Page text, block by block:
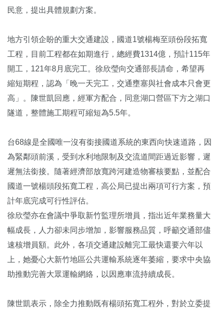
民意，提出具體規劃方案。
地方引領企盼的重大交通建設，國道1號楊梅至頭份段拓寬
工程，目前工程都在如期進行，總經費1314億，預計115年
開工，121年8月底完工。徐欣瑩向交通部長請命，希望再
縮短期程，認為「晚一天完工，交通壅塞與社會成本只會更
高」。陳世凱回應，經軍方配合，同意湖口營區下方之湖口
隧道，整體施工期程可縮短為5.5年。
台68線是全國唯一沒有銜接國道系統的東西向快速道路，因
為緊鄰頭前溪，受到水利地限制及交流道間距過近影響，遲
遲無法銜接。隨著經濟部放寬跨河建造物審核要點，並配合
國道一號楊頭段拓寬工程，高公局已提出兩項可行方案，預
計年底完成可行性評估。
徐欣瑩亦在會議中爭取新竹監理所增員，指出近年業務量大
幅成長，人力卻未同步增加，影響服務品質，呼籲交通部儘
速核增員額。此外，各項交通建設離完工最快還要六年以
上，她憂心大新竹地區公共運輸系統逐年萎縮，要求中央協
助推動完善大眾運輸網絡，以因應車流持續成長。
陳世凱表示，除全力推動既有楊頭拓寬工程外，對於立委提